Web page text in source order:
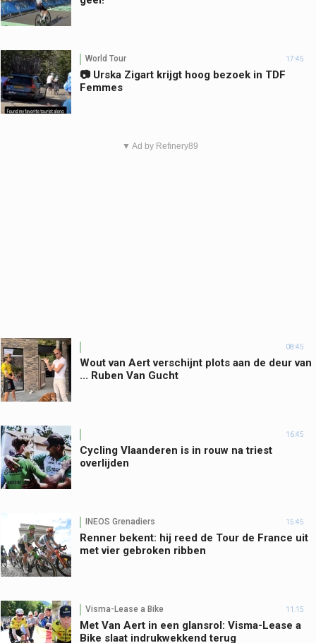
World Tour 17:45
📷 Urska Zigart krijgt hoog bezoek in TDF
Femmes
▼ Ad by Refinery89
08:45
Wout van Aert verschijnt plots aan de deur van
... Ruben Van Gucht
16:45
Cycling Vlaanderen is in rouw na triest
overlijden
INEOS Grenadiers 15:45
Renner bekent: hij reed de Tour de France uit
met vier gebroken ribben
Visma-Lease a Bike 11:15
Met Van Aert in een glansrol: Visma-Lease a
Bike slaat indrukwekkend terug